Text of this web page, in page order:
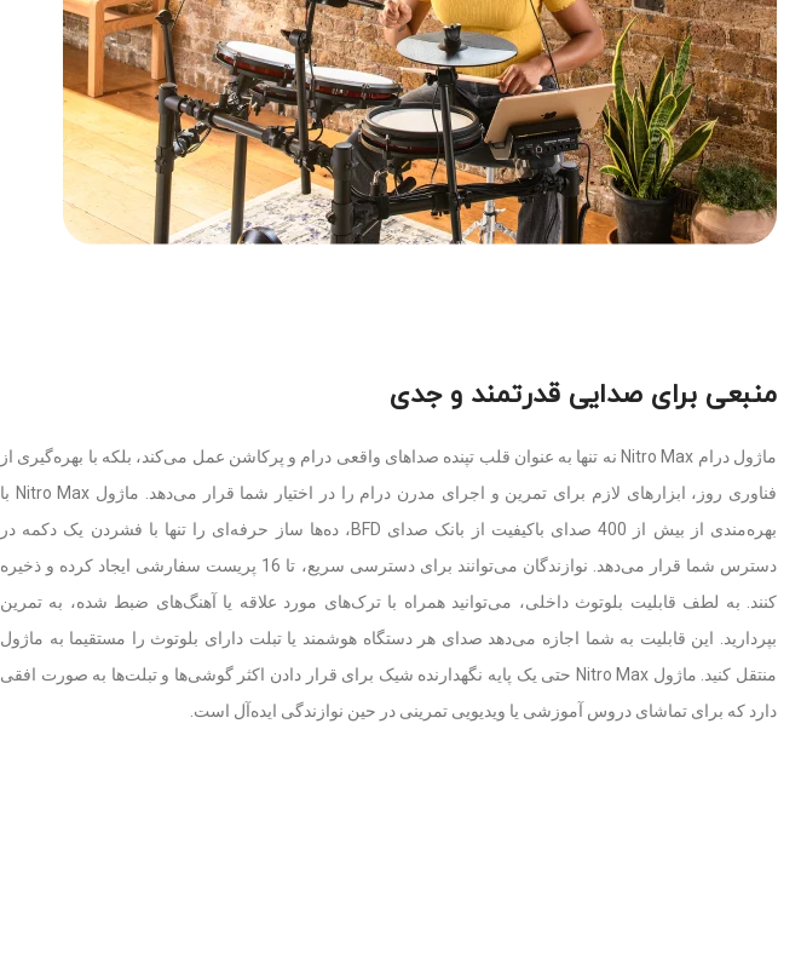
منبعی برای صدایی قدرتمند و جدی
ماژول درام Nitro Max نه تنها به عنوان قلب تپنده صداهای واقعی درام و پرکاشن عمل می‌کند، بلکه با بهره‌گیری از
فناوری روز، ابزارهای لازم برای تمرین و اجرای مدرن درام را در اختیار شما قرار می‌دهد. ماژول Nitro Max با
بهره‌مندی از بیش از 400 صدای باکیفیت از بانک صدای BFD، ده‌ها ساز حرفه‌ای را تنها با فشردن یک دکمه در
دسترس شما قرار می‌دهد. نوازندگان می‌توانند برای دسترسی سریع، تا 16 پریست سفارشی ایجاد کرده و ذخیره
کنند. به لطف قابلیت بلوتوث داخلی، می‌توانید همراه با ترک‌های مورد علاقه یا آهنگ‌های ضبط شده، به تمرین
بپردارید. این قابلیت به شما اجازه می‌دهد صدای هر دستگاه هوشمند یا تبلت دارای بلوتوث را مستقیما به ماژول
منتقل کنید. ماژول Nitro Max حتی یک پایه نگهدارنده شیک برای قرار دادن اکثر گوشی‌ها و تبلت‌ها به صورت افقی
دارد که برای تماشای دروس آموزشی یا ویدیویی تمرینی در حین نوازندگی ایده‌آل است.